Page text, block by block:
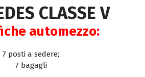
CLASSE V
automezzo:
7 posti a sedere;
7 bagagli